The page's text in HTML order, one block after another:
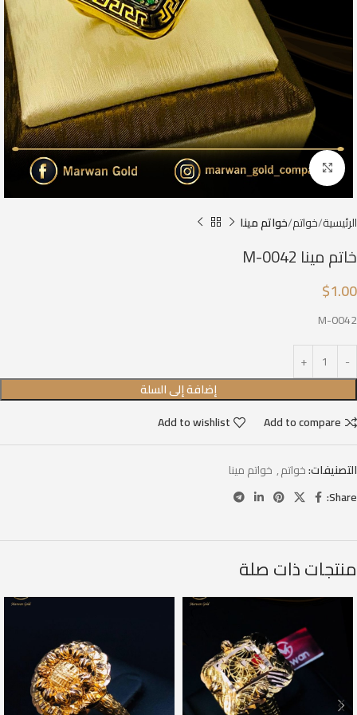
Click to enlarge
الرئيسية خواتم خواتم مينا
خاتم مينا M-0042
$1.00
M-0042
إضافة إلى السلة
Add to compare
Add to wishlist
التصنيفات:خواتم, خواتم مينا
Share:
منتجات ذات صلة